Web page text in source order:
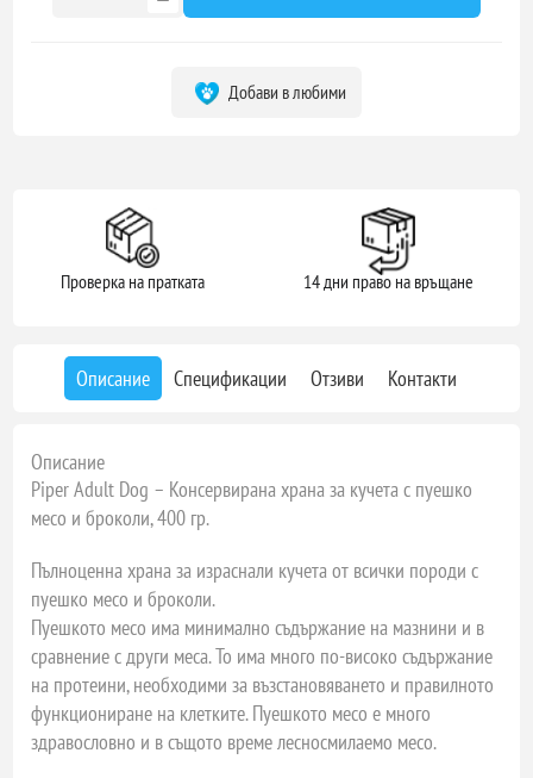
Добави в любими
Проверка на пратката 14 дни право на връщане
Описание Спецификации Отзиви Контакти
Описание
Piper Adult Dog – Консервирана храна за кучета с пуешко
месо и броколи, 400 гр.
Пълноценна храна за израснали кучета от всички породи с
пуешко месо и броколи.
Пуешкото месо има минимално съдържание на мазнини и в
сравнение с други меса. То има много по-високо съдържание
на протеини, необходими за възстановяването и правилното
функциониране на клетките. Пуешкото месо е много
здравословно и в същото време лесносмилаемо месо.